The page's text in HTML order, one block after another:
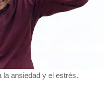
la ansiedad y el estrés.